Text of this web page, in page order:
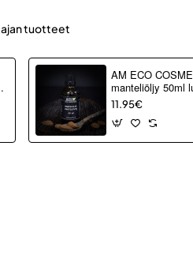
tuotteet
AM ECO
manteliöljy 50ml
11.95€